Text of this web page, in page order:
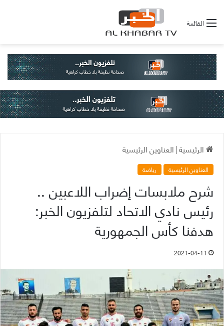
القائمة
الرئيسية|العناوين الرئيسية
العناوين الرئيسية رياضة
شرح ملابسات إضراب اللاعبين ..
رئيس نادي الاتحاد لتلفزيون الخبر:
هدفنا كأس الجمهورية
2021-04-11